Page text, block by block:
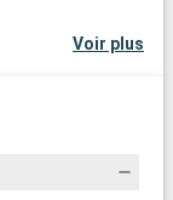
Voir plus